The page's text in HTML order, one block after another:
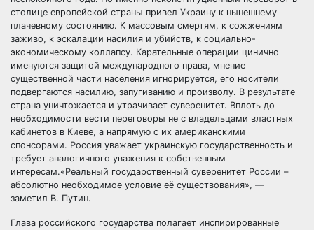
столице европейской страны привел Украину к нынешнему
плачевному состоянию. К массовым смертям, к сожжениям
заживо, к эскалации насилия и убийств, к социально-
экономическому коллапсу. Карательные операции цинично
именуются защитой международного права, мнение
существенной части населения игнорируется, его носители
подвергаются насилию, запугиванию и произволу. В результате
страна уничтожается и утрачивает суверенитет. Вплоть до
необходимости вести переговоры не с владельцами властных
кабинетов в Киеве, а напрямую с их американскими
спонсорами. Россия уважает украинскую государственность и
требует аналогичного уважения к собственным
интересам.«Реальный государственный суверенитет России –
абсолютно необходимое условие её существования», —
заметил В. Путин.
Глава российского государства полагает инспирированные